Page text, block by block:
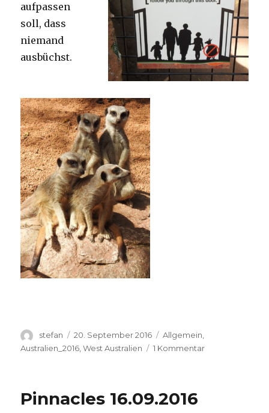
aufpassen
soll, dass
niemand
ausbüchst.
Autor
stefan
Veröffentlicht
am
20. September 2016 Kategorien
Allgemein,
Australien_2016 ,West Australien 1 Kommentarzu
Pinnacles 16.09.2016